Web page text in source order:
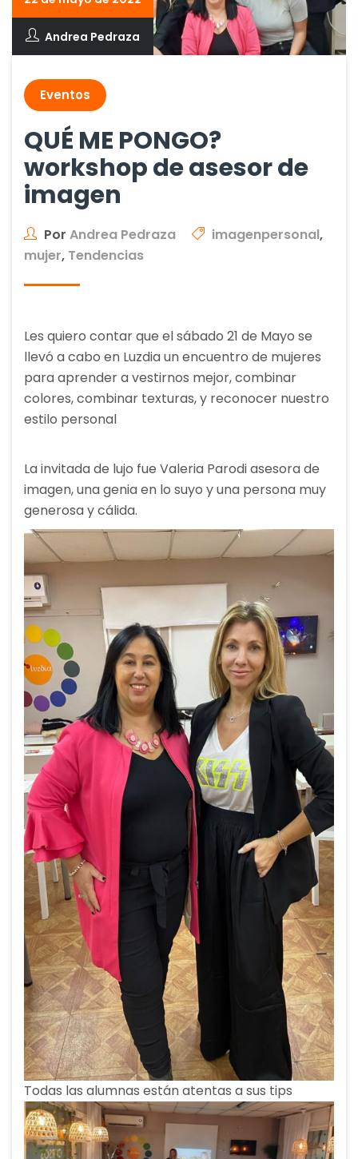
Andrea Pedraza
Eventos
QUÉ ME PONGO?
workshop de asesor de
imagen
Por Andrea Pedraza imagenpersonal,
mujer, Tendencias
Les quiero contar que el sábado 21 de Mayo se
llevó a cabo en Luzdia un encuentro de mujeres
para aprender a vestirnos mejor, combinar
colores, combinar texturas, y reconocer nuestro
estilo personal
La invitada de lujo fue Valeria Parodi asesora de
imagen, una genia en lo suyo y una persona muy
generosa y cálida.
Todas las alumnas están atentas a sus tips